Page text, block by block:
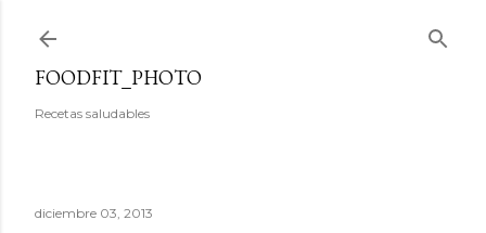
FOODFIT_PHOTO
Recetas saludables
diciembre 03, 2013